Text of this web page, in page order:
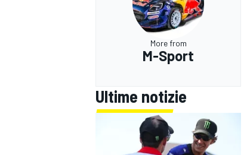
More from
M-Sport
Ultime notizie